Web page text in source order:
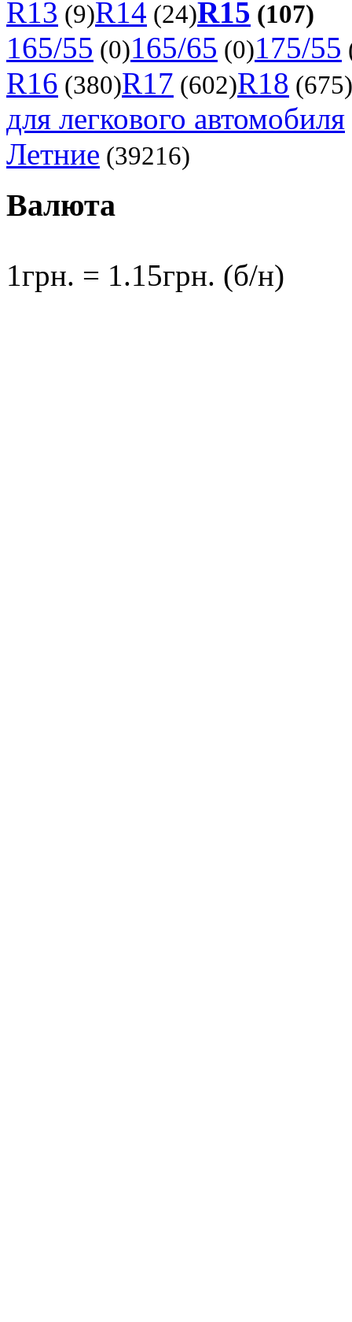
R13 (9)R14 (24)R15 (107)
165/55 (0)165/65 (0)175/55
R16 (380)R17 (602)R18 (675)
для легкового автомобиля
Летние (39216)
Валюта
1грн. = 1.15грн. (б/н)